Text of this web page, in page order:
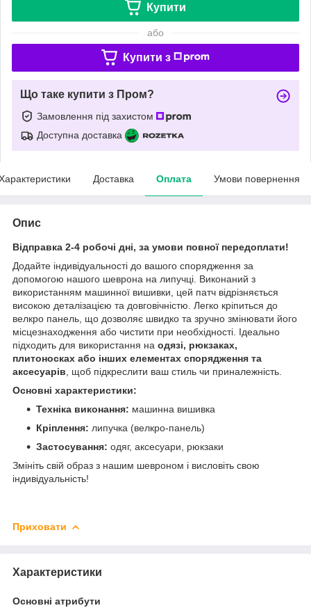
Купити
або
Купити з
Що таке купити з Пром?
Замовлення під захистом
Доступна доставка
Доставка Оплата Умови повернення
Опис
Відправка 2-4 робочі дні, за умови повної передоплати!
Додайте індивідуальності до вашого спорядження за
допомогою нашого шеврона на липучці. Виконаний з
використанням машинної вишивки, цей патч відрізняється
високою деталізацією та довговічністю. Легко кріпиться до
велкро панель, що дозволяє швидко та зручно змінювати його
місцезнаходження або чистити при необхідності. Ідеально
підходить для використання на одязі, рюкзаках,
плитоносках або інших елементах спорядження та
аксесуарів , щоб підкреслити ваш стиль чи приналежність.
Основні характеристики:
Техніка виконання: машинна вишивка
Кріплення: липучка (велкро-панель)
Застосування: одяг, аксесуари, рюкзаки
Змініть свій образ з нашим шевроном і висловіть свою
індивідуальність!
Приховати
Характеристики
Основні атрибути